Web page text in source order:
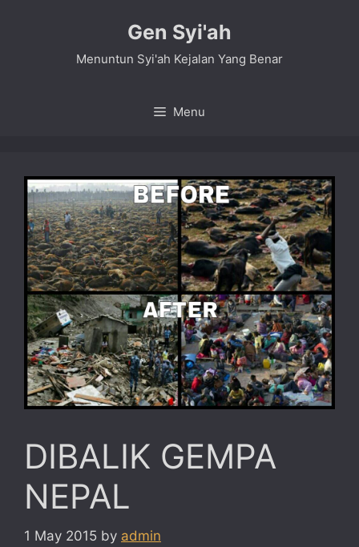
Gen Syi'ah
Menuntun Syi'ah Kejalan Yang Benar
Menu
DIBALIK GEMPA
NEPAL
1 May 2015 by admin